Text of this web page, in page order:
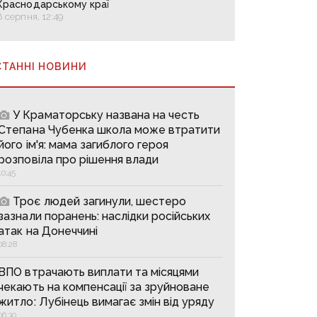
краї
серпня, 12:49
НОВИНИ
У Краматорську названа на честь
Чубенка школа може втратити
ім'я: мама загиблого героя
про рішення влади
Троє людей загинули, шестеро
поранень: наслідки російських
на Донеччині
втрачають виплати та місяцями
на компенсації за зруйноване
Лубінець вимагає змін від уряду